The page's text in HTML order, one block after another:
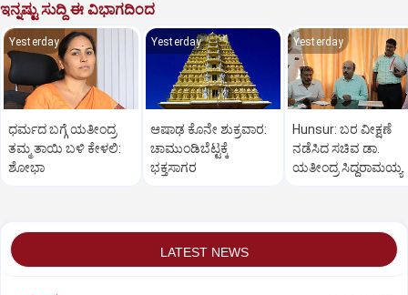
ಇನ್ನಷ್ಟು ಸುದ್ದಿ ಈ ವಿಭಾಗದಿಂದ
Yesterday
ಧರ್ಮದ ಬಗ್ಗೆ ಯತೀಂದ್ರ
ತಮ್ಮ ತಾಯಿ ಬಳಿ ಕೇಳಲಿ:
ಶೋಭಾ
Yesterday
ಆಷಾಢ ಕೊನೇ ಶುಕ್ರವಾರ:
ಚಾಮುಂಡಿಬೆಟ್ಟಕ್ಕೆ
ಭಕ್ತಸಾಗರ
Yesterday
Hunsur: ಬರ ವೀಕ್ಷಣೆ
ನಡೆಸಿದ ಸಚಿವ ಡಾ.
ಯತೀಂದ್ರ ಸಿದ್ದರಾಮಯ್ಯ
LATEST NEWS